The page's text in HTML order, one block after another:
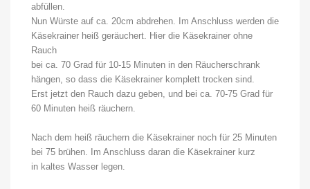
abfüllen.
Nun Würste auf ca. 20cm abdrehen. Im Anschluss werden die
Käsekrainer heiß geräuchert. Hier die Käsekrainer ohne
Rauch
bei ca. 70 Grad für 10-15 Minuten in den Räucherschrank
hängen, so dass die Käsekrainer komplett trocken sind.
Erst jetzt den Rauch dazu geben, und bei ca. 70-75 Grad für
60 Minuten heiß räuchern.
Nach dem heiß räuchern die Käsekrainer noch für 25 Minuten
bei 75 brühen. Im Anschluss daran die Käsekrainer kurz
in kaltes Wasser legen.